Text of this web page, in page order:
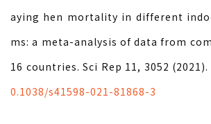
aying hen mortality in different
ms: a meta-analysis of data from
16 countries. Sci Rep 11, 3052 (2021).
0.1038/s41598-021-81868-3